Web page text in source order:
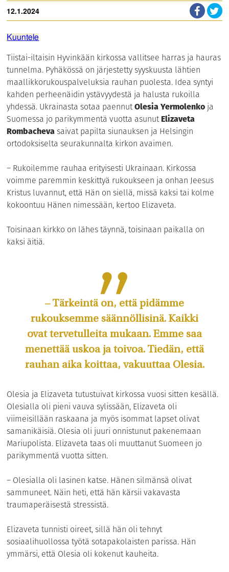
12.1.2024
Kuuntele
Tiistai-iltaisin Hyvinkään kirkossa vallitsee harras ja hauras
tunnelma. Pyhäkössä on järjestetty syyskuusta lähtien
maallikkorukouspalveluksia rauhan puolesta. Idea syntyi
kahden perheenäidin ystävyydestä ja halusta rukoilla
yhdessä. Ukrainasta sotaa paennutOlesia Yermolenko ja
Suomessa jo parikymmentä vuotta asunutElizaveta
Rombachevasaivat papilta siunauksen ja Helsingin
ortodoksiselta seurakunnalta kirkon avaimen.
– Rukoilemme rauhaa erityisesti Ukrainaan. Kirkossa
voimme paremmin keskittyä rukoukseen ja onhan Jeesus
Kristus luvannut, että Hän on siellä, missä kaksi tai kolme
kokoontuu Hänen nimessään, kertoo Elizaveta.
Toisinaan kirkko on lähes täynnä, toisinaan paikalla on
kaksi äitiä.
– Tärkeintä on, että pidämme
rukouksemme säännöllisinä. Kaikki
ovat tervetulleita mukaan. Emme saa
menettää uskoa ja toivoa. Tiedän, että
rauhan aika koittaa, vakuuttaa Olesia.
Olesia ja Elizaveta tutustuivat kirkossa vuosi sitten kesällä.
Olesialla oli pieni vauva sylissään, Elizaveta oli
viimeisillään raskaana ja myös isommat lapset olivat
samanikäisiä. Olesia oli juuri onnistunut pakenemaan
Mariupolista. Elizaveta taas oli muuttanut Suomeen jo
parikymmentä vuotta sitten.
– Olesialla oli lasinen katse. Hänen silmänsä olivat
sammuneet. Näin heti, että hän kärsii vakavasta
traumaperäisestä stressistä.
Elizaveta tunnisti oireet, sillä hän oli tehnyt
sosiaalihuollossa työtä sotapakolaisten parissa. Hän
ymmärsi, että Olesia oli kokenut kauheita.